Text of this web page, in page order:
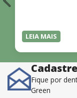
LEIA MAIS
Fique por
Green